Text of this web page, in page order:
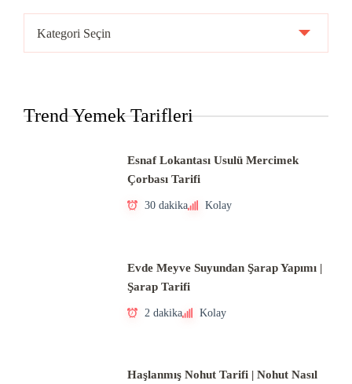
Mutfakları
Trend Yemek Tarifleri
Esnaf Lokantası Usulü Mercimek
Çorbası Tarifi
30 dakika Kolay
Evde Meyve Suyundan Şarap Yapımı |
Şarap Tarifi
2 dakika Kolay
Haşlanmış Nohut Tarifi | Nohut Nasıl